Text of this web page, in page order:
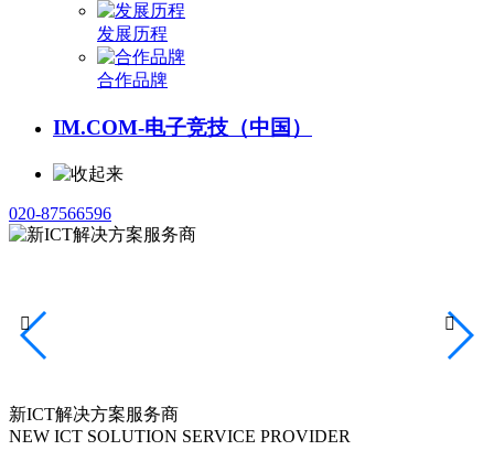
发展历程
合作品牌
IM.COM-电子竞技（中国）
020-87566596
新ICT解决方案服务商
NEW ICT SOLUTION SERVICE PROVIDER
 